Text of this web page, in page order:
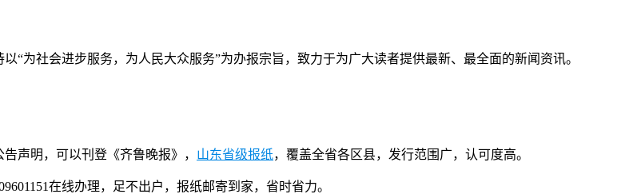
“为社会进步服务，为人民大众服务”为办报宗旨，致力于为广大读者提供最新、最全面的新闻资讯。
声明，可以刊登《齐鲁晚报》， 山东省级报纸，覆盖全省各区县，发行范围广，认可度高。
在线办理，足不出户，报纸邮寄到家，省时省力。